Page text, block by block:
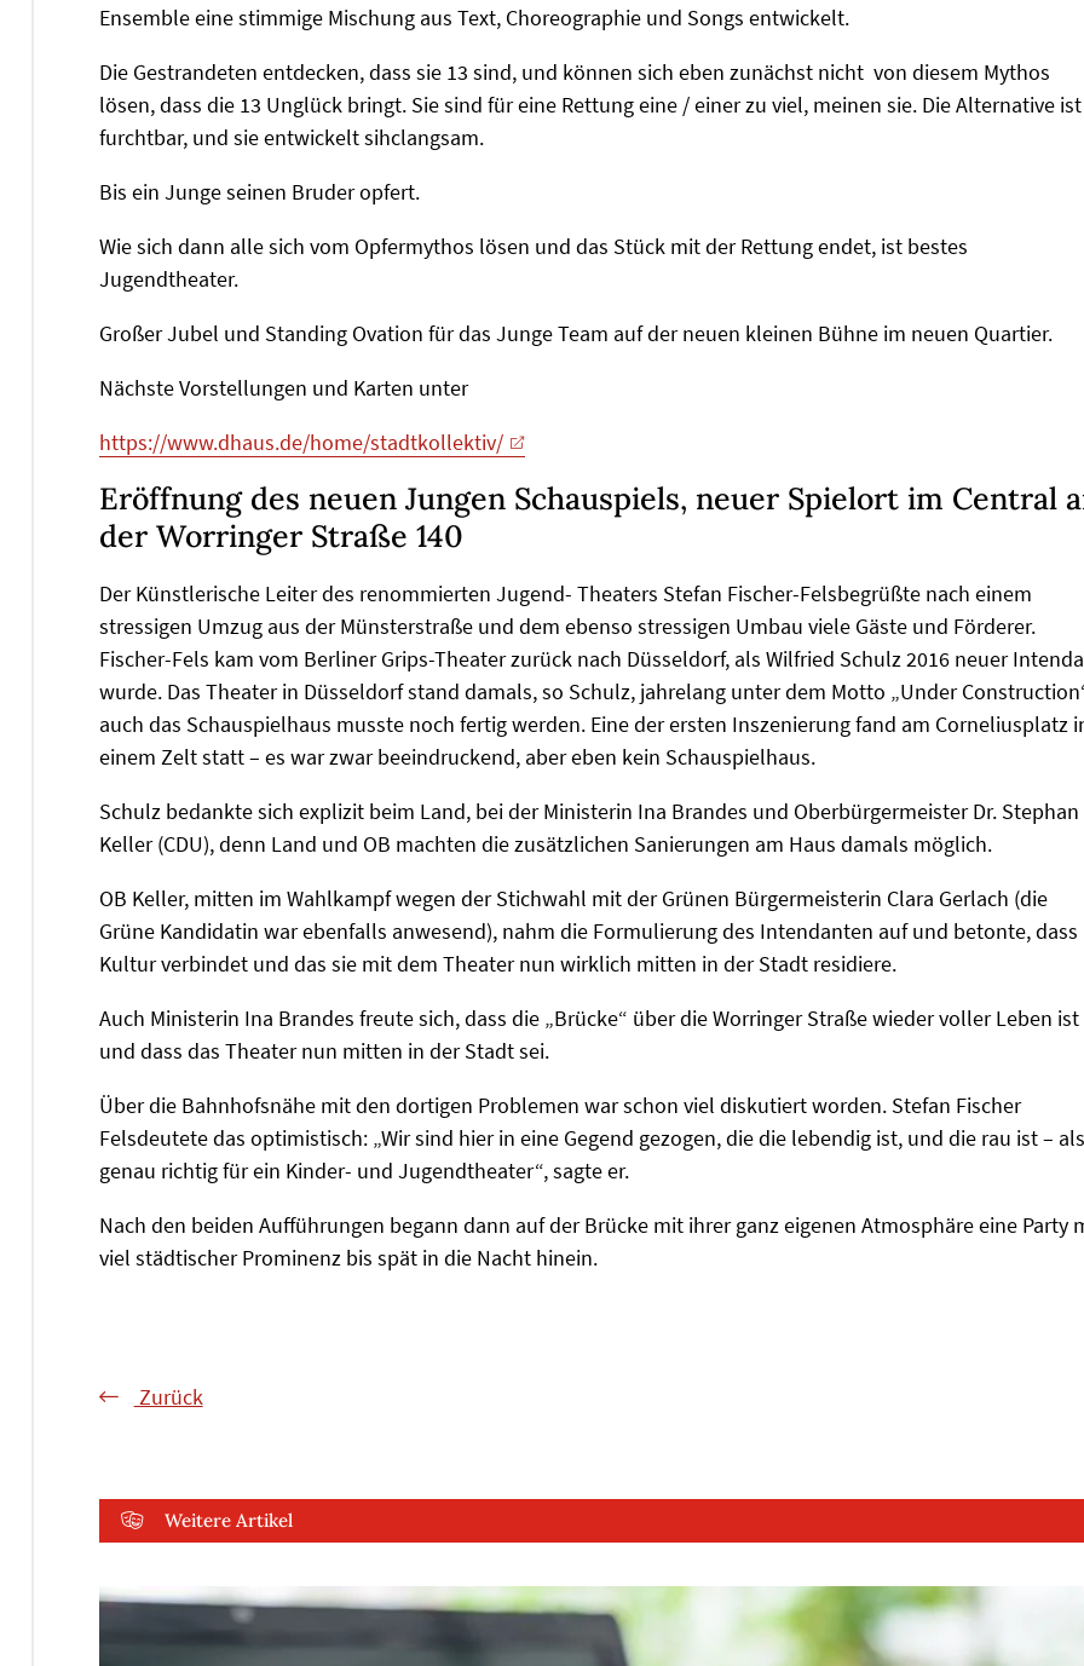
Ensemble eine stimmige Mischung aus Text, Choreographie und Songs entwickelt.
Die Gestrandeten entdecken, dass sie 13 sind, und können sich eben zunächst nicht von diesem Mythos
lösen, dass die 13 Unglück bringt. Sie sind für eine Rettung eine / einer zu viel, meinen sie. Die Alternative ist
furchtbar, und sie entwickelt sihclangsam.
Bis ein Junge seinen Bruder opfert.
Wie sich dann alle sich vom Opfermythos lösen und das Stück mit der Rettung endet, ist bestes
Jugendtheater.
Großer Jubel und Standing Ovation für das Junge Team auf der neuen kleinen Bühne im neuen Quartier.
Nächste Vorstellungen und Karten unter
https://www.dhaus.de/home/stadtkollektiv/
Eröffnung des neuen Jungen Schauspiels, neuer Spielort im Central
der Worringer Straße 140
Der Künstlerische Leiter des renommierten Jugend- Theaters Stefan Fischer-Felsbegrüßte nach einem
stressigen Umzug aus der Münsterstraße und dem ebenso stressigen Umbau viele Gäste und Förderer.
Fischer-Fels kam vom Berliner Grips-Theater zurück nach Düsseldorf, als Wilfried Schulz 2016 neuer
wurde. Das Theater in Düsseldorf stand damals, so Schulz, jahrelang unter dem Motto „Under
auch das Schauspielhaus musste noch fertig werden. Eine der ersten Inszenierung fand am Corneliusplatz
einem Zelt statt – es war zwar beeindruckend, aber eben kein Schauspielhaus.
Schulz bedankte sich explizit beim Land, bei der Ministerin Ina Brandes und Oberbürgermeister Dr. Stephan
Keller (CDU), denn Land und OB machten die zusätzlichen Sanierungen am Haus damals möglich.
OB Keller, mitten im Wahlkampf wegen der Stichwahl mit der Grünen Bürgermeisterin Clara Gerlach (die
Grüne Kandidatin war ebenfalls anwesend), nahm die Formulierung des Intendanten auf und betonte, dass
Kultur verbindet und das sie mit dem Theater nun wirklich mitten in der Stadt residiere.
Auch Ministerin Ina Brandes freute sich, dass die „Brücke“ über die Worringer Straße wieder voller Leben ist
und dass das Theater nun mitten in der Stadt sei.
Über die Bahnhofsnähe mit den dortigen Problemen war schon viel diskutiert worden. Stefan Fischer
Felsdeutete das optimistisch: „Wir sind hier in eine Gegend gezogen, die die lebendig ist, und die rau ist –
genau richtig für ein Kinder- und Jugendtheater“, sagte er.
Nach den beiden Aufführungen begann dann auf der Brücke mit ihrer ganz eigenen Atmosphäre eine Party
viel städtischer Prominenz bis spät in die Nacht hinein.
Zurück
Weitere Artikel